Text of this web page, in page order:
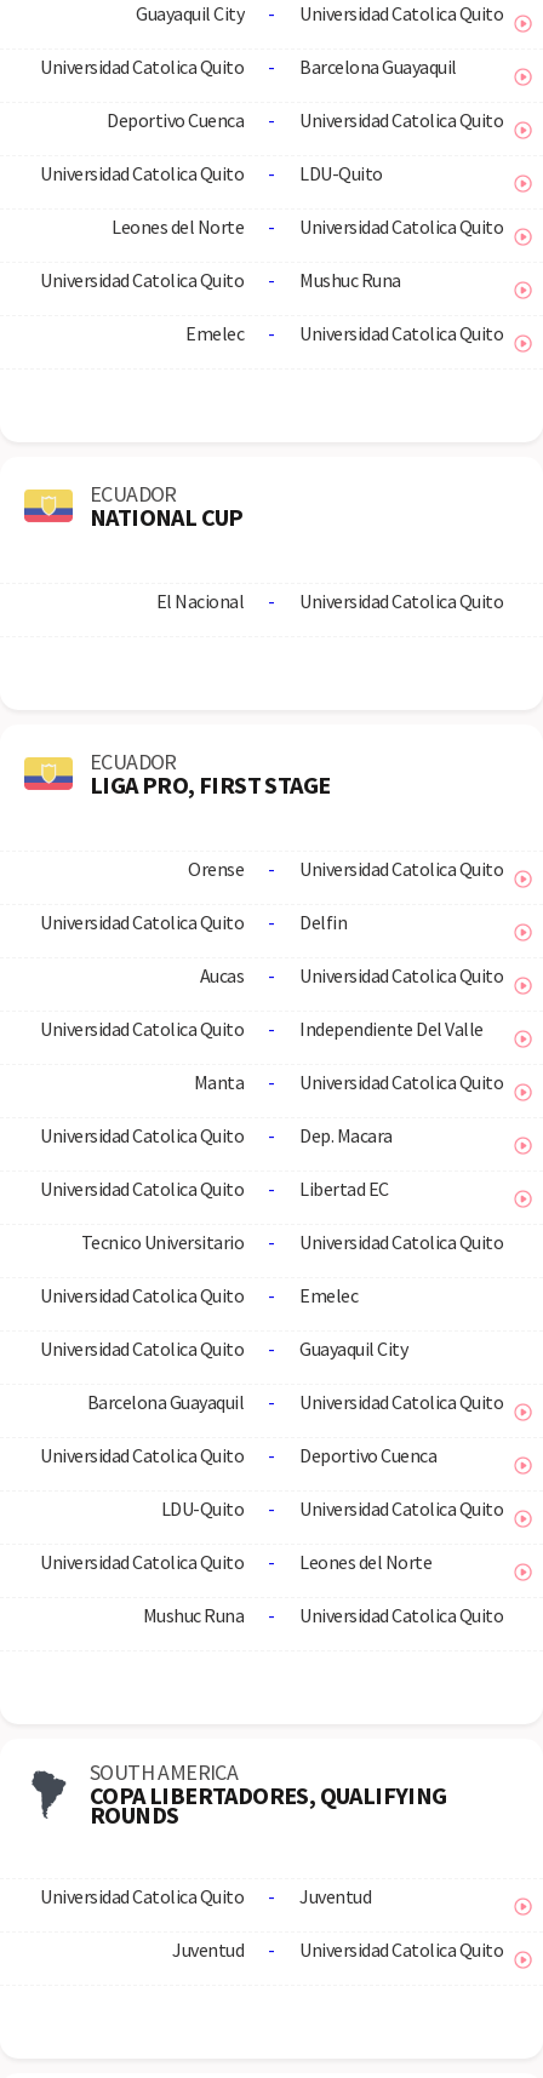
Guayaquil City - Universidad Catolica Quito
Universidad Catolica Quito - Barcelona Guayaquil
Deportivo Cuenca - Universidad Catolica Quito
Universidad Catolica Quito - LDU-Quito
Leones del Norte - Universidad Catolica Quito
Universidad Catolica Quito - Mushuc Runa
Emelec - Universidad Catolica Quito
ECUADOR
NATIONAL CUP
El Nacional - Universidad Catolica Quito
ECUADOR
LIGA PRO, FIRST STAGE
Orense - Universidad Catolica Quito
Universidad Catolica Quito - Delfin
Aucas - Universidad Catolica Quito
Universidad Catolica Quito - Independiente Del Valle
Manta - Universidad Catolica Quito
Universidad Catolica Quito - Dep. Macara
Universidad Catolica Quito - Libertad EC
Tecnico Universitario - Universidad Catolica Quito
Universidad Catolica Quito - Emelec
Universidad Catolica Quito - Guayaquil City
Barcelona Guayaquil - Universidad Catolica Quito
Universidad Catolica Quito - Deportivo Cuenca
LDU-Quito - Universidad Catolica Quito
Universidad Catolica Quito - Leones del Norte
Mushuc Runa - Universidad Catolica Quito
SOUTH AMERICA
COPA LIBERTADORES, QUALIFYING
ROUNDS
Universidad Catolica Quito - Juventud
Juventud - Universidad Catolica Quito